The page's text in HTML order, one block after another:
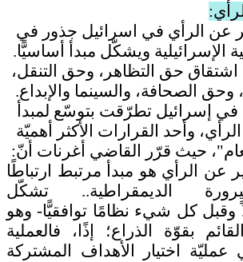
عن الرأي في اسرائيل جذور في
الإسرائيلية ويشكّل مبدأ أساسيًّا.
اشتقاق حق التظاهر، وحق التنقل،
الصحافة، والسينما والإبداع.
في إسرائيل تطرّقت بتوسّع لمبدأ
وأحد القرارات الأكثر أهميّة
حيث قرّر القاضي أغرنات أنّ:
عن الرأي هو مبدأ مرتبط ارتباطًا
الديمقراطية.. تشكّل
وقبل كل شيء نظامًا توافقيًّا- وهو
بقوّة الذراع؛ إذًا، فالعملية
عمليّة اختيار الأهداف المشتركة